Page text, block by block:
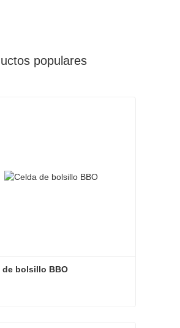
populares
de bolsillo BBO